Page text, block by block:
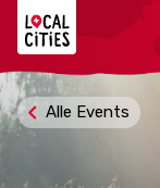
Alle Events